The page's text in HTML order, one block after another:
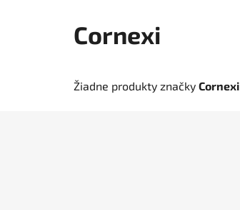
Cornexi
Žiadne produkty značky Cornexi